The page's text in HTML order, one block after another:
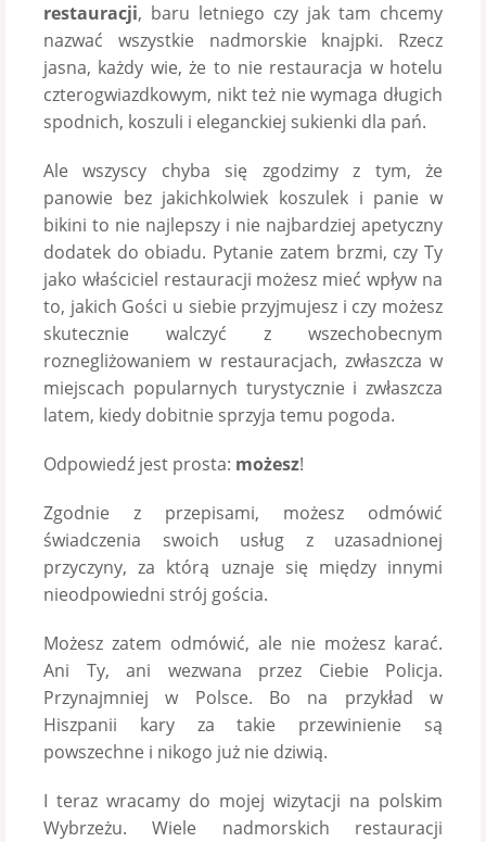
restauracji, baru letniego czy jak tam chcemy
nazwać wszystkie nadmorskie knajpki. Rzecz
jasna, każdy wie, że to nie restauracja w hotelu
czterogwiazdkowym, nikt też nie wymaga długich
spodnich, koszuli i eleganckiej sukienki dla pań.
Ale wszyscy chyba się zgodzimy z tym, że
panowie bez jakichkolwiek koszulek i panie w
bikini to nie najlepszy i nie najbardziej apetyczny
dodatek do obiadu. Pytanie zatem brzmi, czy Ty
jako właściciel restauracji możesz mieć wpływ na
to, jakich Gości u siebie przyjmujesz i czy możesz
skutecznie walczyć z wszechobecnym
roznegliżowaniem w restauracjach, zwłaszcza w
miejscach popularnych turystycznie i zwłaszcza
latem, kiedy dobitnie sprzyja temu pogoda.
Odpowiedź jest prosta: możesz!
Zgodnie z przepisami, możesz odmówić
świadczenia swoich usług z uzasadnionej
przyczyny, za którą uznaje się między innymi
nieodpowiedni strój gościa.
Możesz zatem odmówić, ale nie możesz karać.
Ani Ty, ani wezwana przez Ciebie Policja.
Przynajmniej w Polsce. Bo na przykład w
Hiszpanii kary za takie przewinienie są
powszechne i nikogo już nie dziwią.
I teraz wracamy do mojej wizytacji na polskim
Wybrzeżu. Wiele nadmorskich restauracji